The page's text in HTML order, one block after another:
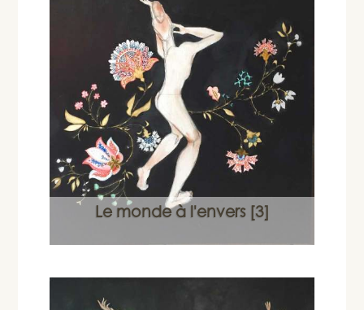
Le monde à l'envers [3]